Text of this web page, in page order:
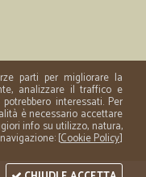
parti per migliorare la
analizzare il traffico e
interessati. Per
è necessario accettare
info su utilizzo, natura,
[Cookie Policy]